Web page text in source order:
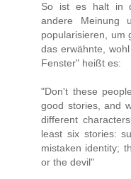
So ist es halt in
andere Meinung
popularisieren, um
das erwähnte,
Fenster" heißt es:
"Don't these
good stories, and
different
least six stories:
mistaken identity;
or the devil"